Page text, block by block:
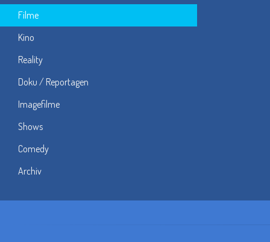
Filme
Kino
Reality
Doku / Reportagen
Imagefilme
Shows
Comedy
Archiv